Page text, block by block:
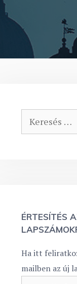
Keresés:
ÉRTESÍTÉS
Ha itt
mailben az új